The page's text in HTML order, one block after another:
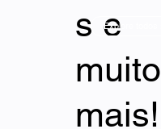
s e
muito
mais!
Explore todos >